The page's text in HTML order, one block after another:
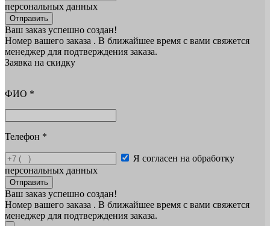
персональных данных
Отправить
Ваш заказ успешно создан!
Номер вашего заказа . В ближайшее время с вами свяжется
менеджер для подтверждения заказа.
Заявка на скидку
ФИО *
Телефон *
Я согласен на обработку
персональных данных
Отправить
Ваш заказ успешно создан!
Номер вашего заказа . В ближайшее время с вами свяжется
менеджер для подтверждения заказа.